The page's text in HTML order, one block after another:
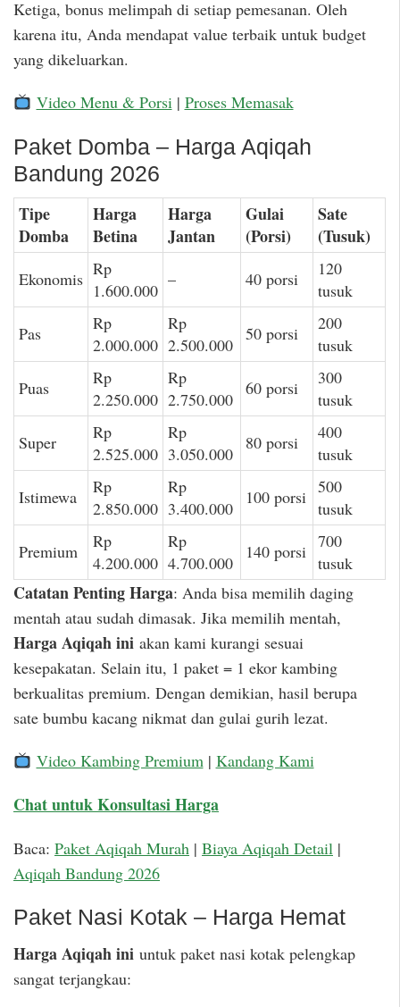
Ketiga, bonus melimpah di setiap pemesanan. Oleh
karena itu, Anda mendapat value terbaik untuk budget
yang dikeluarkan.
Video Menu & Porsi| Proses Memasak
Paket Domba – Harga Aqiqah
Bandung 2026
Tipe
Domba
Harga
Betina
Harga
Jantan
Gulai
(Porsi)
Sate
(Tusuk)
Ekonomis Rp
1.600.000
– 40 porsi
120
tusuk
Pas
Rp
2.000.000
Rp
2.500.000
50 porsi
200
tusuk
Puas
Rp
2.250.000
Rp
2.750.000
60 porsi
300
tusuk
Super
Rp
2.525.000
Rp
3.050.000
80 porsi
400
tusuk
Istimewa
Rp
2.850.000
Rp
3.400.000
100 porsi 500
tusuk
Premium
Rp
4.200.000
Rp
4.700.000
140 porsi 700
tusuk
Catatan Penting Harga: Anda bisa memilih daging
mentah atau sudah dimasak. Jika memilih mentah,
Harga Aqiqah ini akan kami kurangi sesuai
kesepakatan. Selain itu, 1 paket = 1 ekor kambing
berkualitas premium. Dengan demikian, hasil berupa
sate bumbu kacang nikmat dan gulai gurih lezat.
Video Kambing Premium| Kandang Kami
Chat untuk Konsultasi Harga
Baca: Paket Aqiqah Murah | Biaya Aqiqah Detail |
Aqiqah Bandung 2026
Paket Nasi Kotak – Harga Hemat
Harga Aqiqah ini untuk paket nasi kotak pelengkap
sangat terjangkau: